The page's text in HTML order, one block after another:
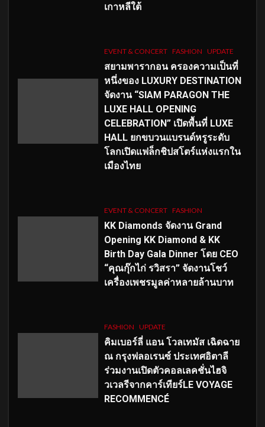
เกาหลีใต้
EVENT & CONCERT FASHION UPDATE
สยามพารากอน ครองความเป็นที่
หนึ่งของ LUXURY DESTINATION
จัดงาน “SIAM PARAGON THE
LUXE HALL OPENING
CELEBRATION” เปิดพื้นที่ LUXE
HALL ยกขบวนแบรนด์หรูระดับ
โลกเปิดแฟล็กชิปสโตร์แห่งแรกใน
เมืองไทย
EVENT & CONCERT FASHION
KK Diamonds จัดงาน Grand
Opening KK Diamond & KK
Birth Day Gala Dinner โดย CEO
“คุณกุ๊กไก่ รวิสรา” จัดงานโชว์
เครื่องเพชรมูลค่าหลายล้านบาท
FASHION UPDATE
คิมเบอร์ลี่ แอน โวลเทมัส เฉิดฉาย
ณ กรุงฟลอเรนซ์ ประเทศอิตาลี
ร่วมงานเปิดตัวคอลเลคชั่นไฮจิ
วเวลรีจากคาร์เทียร์LE VOYAGE
RECOMMENCÉ